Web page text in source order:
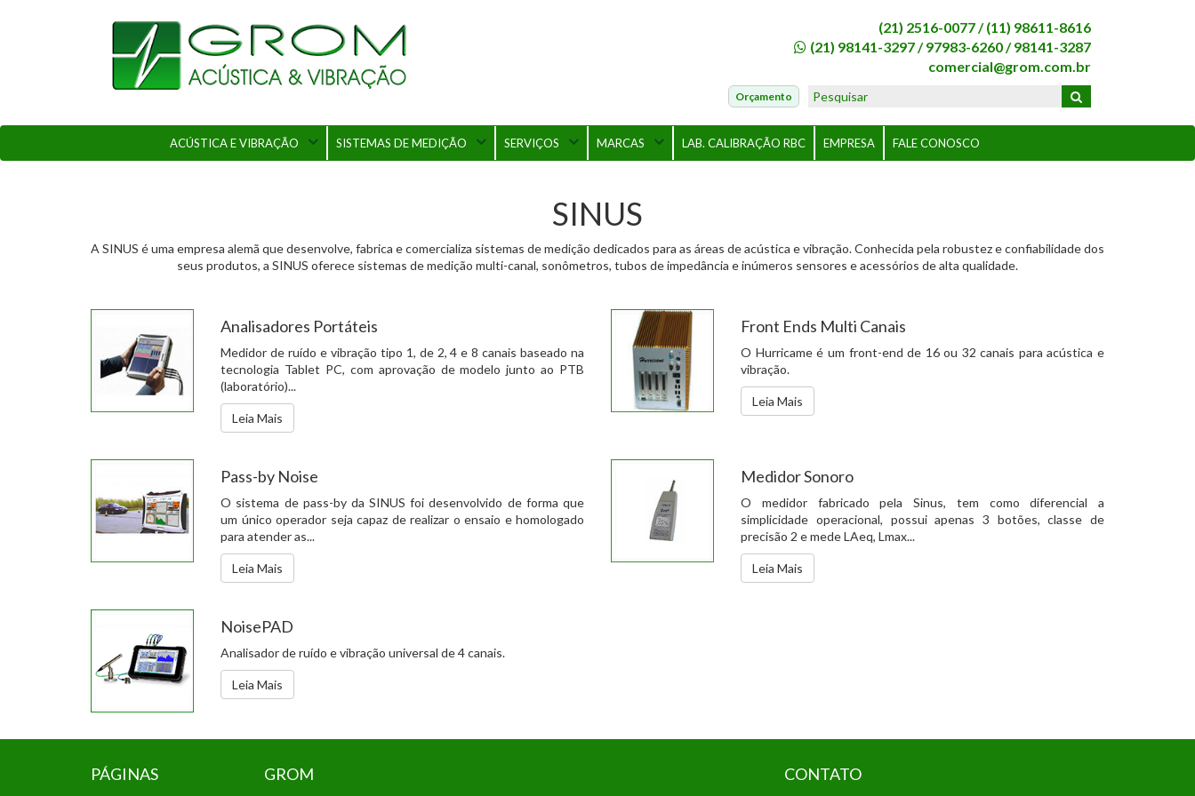
(21) 2516-0077 /(11) 98611-8616
(21) 98141-3297/97983-6260/98141-3287
comercial@grom.com.br
Orçamento
ACÚSTICA E VIBRAÇÃO SISTEMAS DE MEDIÇÃO SERVIÇOS MARCAS LAB. CALIBRAÇÃO RBC EMPRESA FALE CONOSCO
SINUS
A SINUS é uma empresa alemã que desenvolve, fabrica e comercializa sistemas de medição dedicados para as áreas de acústica e vibração. Conhecida pela robustez e confiabilidade dos
seus produtos, a SINUS oferece sistemas de medição multi-canal, sonômetros, tubos de impedância e inúmeros sensores e acessórios de alta qualidade.
Analisadores Portáteis
Medidor de ruído e vibração tipo 1, de 2, 4 e 8 canais baseado na
tecnologia Tablet PC, com aprovação de modelo junto ao PTB
(laboratório)...
Leia Mais
Front Ends Multi Canais
O Hurricame é um front-end de 16 ou 32 canais para acústica e
vibração.
Leia Mais
Pass-by Noise
O sistema de pass-by da SINUS foi desenvolvido de forma que
um único operador seja capaz de realizar o ensaio e homologado
para atender as...
Leia Mais
Medidor Sonoro
O medidor fabricado pela Sinus, tem como diferencial a
simplicidade operacional, possui apenas 3 botões, classe de
precisão 2 e mede LAeq, Lmax...
Leia Mais
NoisePAD
Analisador de ruído e vibração universal de 4 canais.
Leia Mais
PÁGINAS GROM CONTATO